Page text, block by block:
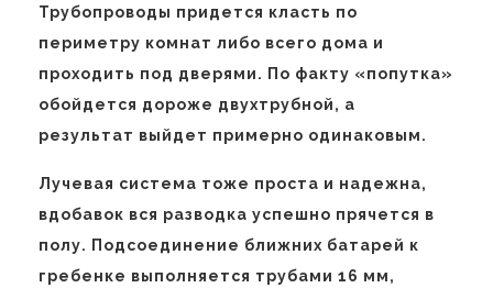
Трубопроводы придется класть по
периметру комнат либо всего дома и
проходить под дверями. По факту «попутка»
обойдется дороже двухтрубной, а
результат выйдет примерно одинаковым.
Лучевая система тоже проста и надежна,
вдобавок вся разводка успешно прячется в
полу. Подсоединение ближних батарей к
гребенке выполняется трубами 16 мм,